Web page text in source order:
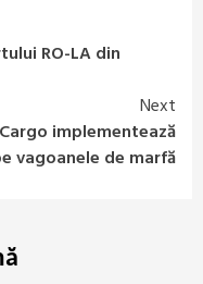
RO-LA din
Next
implementează
vagoanele de marfă